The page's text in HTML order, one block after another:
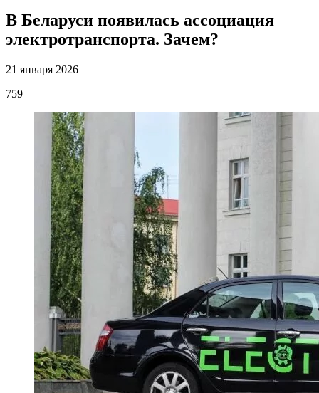
В Беларуси появилась ассоциация
электротранспорта. Зачем?
21 января 2026
759